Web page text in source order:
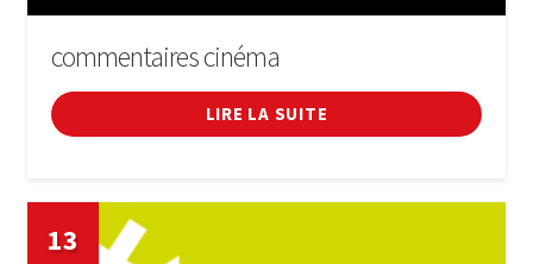
commentaires cinéma
LIRE LA SUITE
13